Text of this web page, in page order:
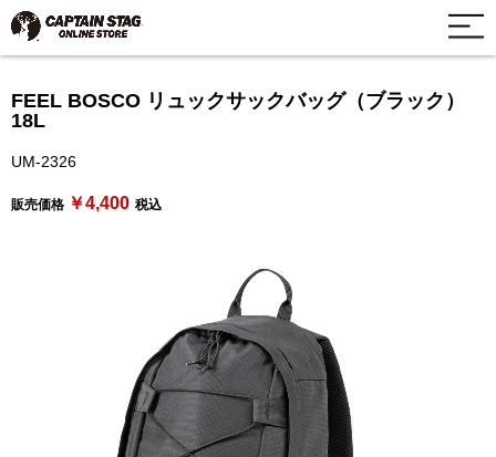
FEEL BOSCO リュックサックバッグ（ブラック）
18L
UM-2326
販売価格 ￥4,400 税込